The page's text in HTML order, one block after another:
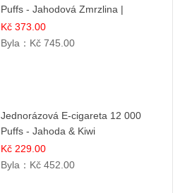
Puffs - Jahodová Zmrzlina |
Krémová sladká příchuť
Kč 373.00
Byla： Kč 745.00
Jednorázová E-cigareta 12 000
Puffs - Jahoda & Kiwi
Kč 229.00
Byla： Kč 452.00